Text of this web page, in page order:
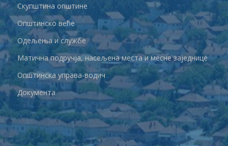
Скупштина општине
Општинско веће
Одељења и службе
Матична подручја, насељена места и месне заједнице
Општинска управа-водич
Документа